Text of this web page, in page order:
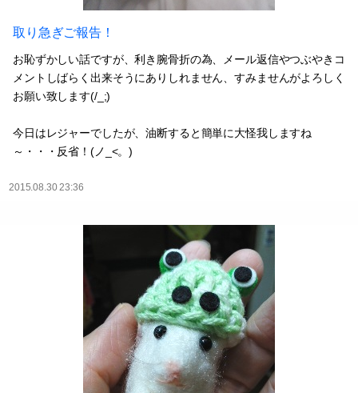
取り急ぎご報告！
お恥ずかしい話ですが、利き腕骨折の為、メール返信やつぶやきコ
メントしばらく出来そうにありしれません、すみませんがよろしく
お願い致します(/_;)
今日はレジャーでしたが、油断すると簡単に大怪我しますね
～・・・反省！(ノ_<。)
2015.08.30 23:36